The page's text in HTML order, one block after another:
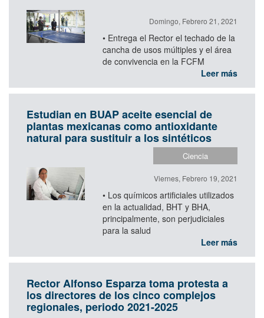
Domingo, Febrero 21, 2021
• Entrega el Rector el techado de la
cancha de usos múltiples y el área
de convivencia en la FCFM
Leer más
Estudian en BUAP aceite esencial de
plantas mexicanas como antioxidante
natural para sustituir a los sintéticos
Ciencia
Viernes, Febrero 19, 2021
• Los químicos artificiales utilizados
en la actualidad, BHT y BHA,
principalmente, son perjudiciales
para la salud
Leer más
Rector Alfonso Esparza toma protesta a
los directores de los cinco complejos
regionales, periodo 2021-2025